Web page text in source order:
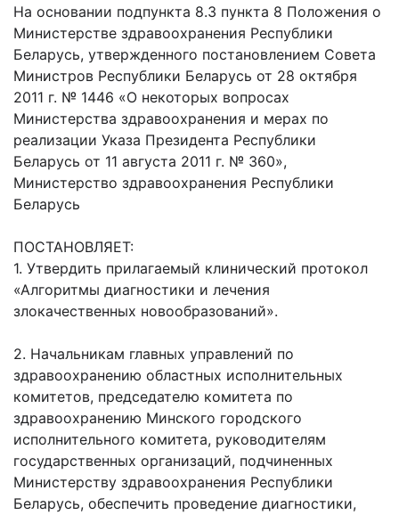
На основании подпункта 8.3 пункта 8 Положения о
Министерстве здравоохранения Республики
Беларусь, утвержденного постановлением Совета
Министров Республики Беларусь от 28 октября
2011 г. № 1446 «О некоторых вопросах
Министерства здравоохранения и мерах по
реализации Указа Президента Республики
Беларусь от 11 августа 2011 г. № 360»,
Министерство здравоохранения Республики
Беларусь
ПОСТАНОВЛЯЕТ:
1. Утвердить прилагаемый клинический протокол
«Алгоритмы диагностики и лечения
злокачественных новообразований».
2. Начальникам главных управлений по
здравоохранению областных исполнительных
комитетов, председателю комитета по
здравоохранению Минского городского
исполнительного комитета, руководителям
государственных организаций, подчиненных
Министерству здравоохранения Республики
Беларусь, обеспечить проведение диагностики,